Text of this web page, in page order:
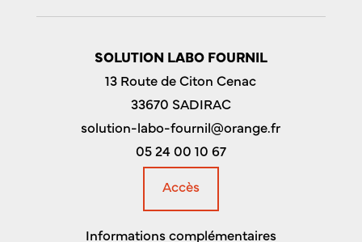
SOLUTION LABO FOURNIL
13 Route de Citon Cenac
33670 SADIRAC
solution-labo-fournil@orange.fr
05 24 00 10 67
Accès
Informations complémentaires